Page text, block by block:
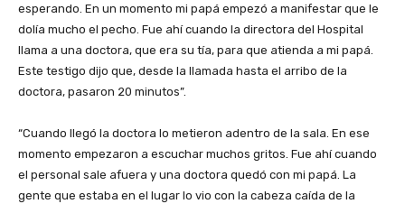
esperando. En un momento mi papá empezó a manifestar que le
dolía mucho el pecho. Fue ahí cuando la directora del Hospital
llama a una doctora, que era su tía, para que atienda a mi papá.
Este testigo dijo que, desde la llamada hasta el arribo de la
doctora, pasaron 20 minutos”.
“Cuando llegó la doctora lo metieron adentro de la sala. En ese
momento empezaron a escuchar muchos gritos. Fue ahí cuando
el personal sale afuera y una doctora quedó con mi papá. La
gente que estaba en el lugar lo vio con la cabeza caída de la